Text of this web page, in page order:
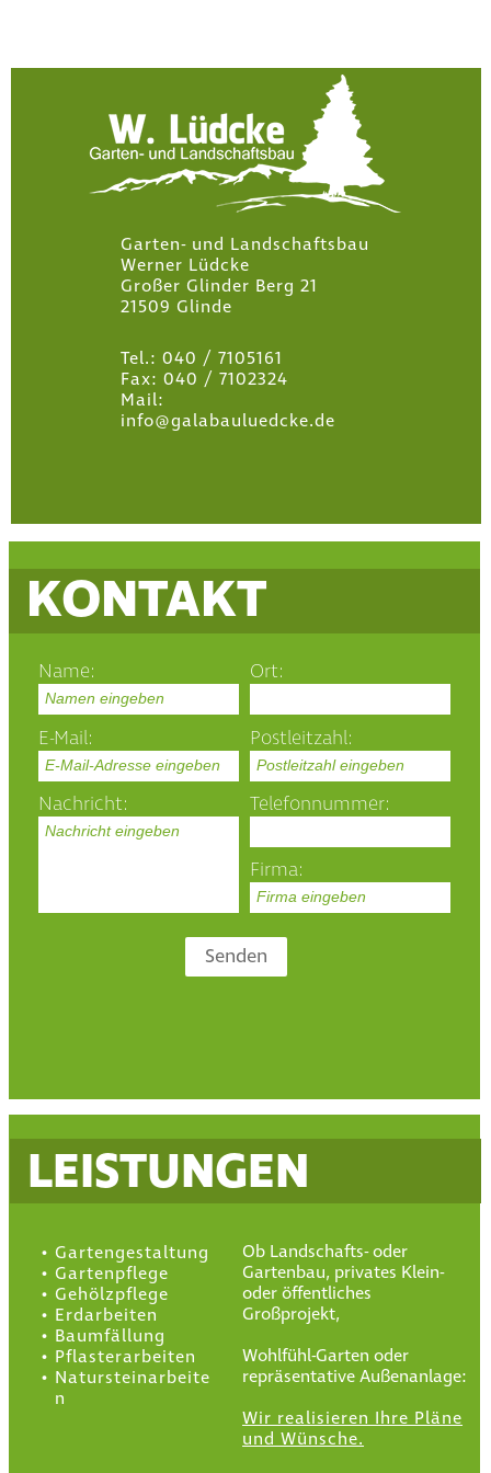
Garten- und Landschaftsbau
Werner Lüdcke
Großer Glinder Berg 21
21509 Glinde
Tel.: 040 / 7105161
Fax: 040 / 7102324
Mail:
info@galabauluedcke.de
KONTAKT
Name:
Namen eingeben
Ort:
E-Mail:
E-Mail-Adresse eingeben
Postleitzahl:
Postleitzahl eingeben
Nachricht:
Nachricht eingeben
Telefonnummer:
Firma:
Firma eingeben
Senden
LEISTUNGEN
Gartengestaltung
Gartenpflege
Gehölzpflege
Erdarbeiten
Baumfällung
Pflasterarbeiten
Natursteinarbeite
n
Ob Landschafts- oder
Gartenbau, privates Klein-
oder öffentliches
Großprojekt,
Wohlfühl-Garten oder
repräsentative Außenanlage:
Wir realisieren Ihre Pläne
und Wünsche.